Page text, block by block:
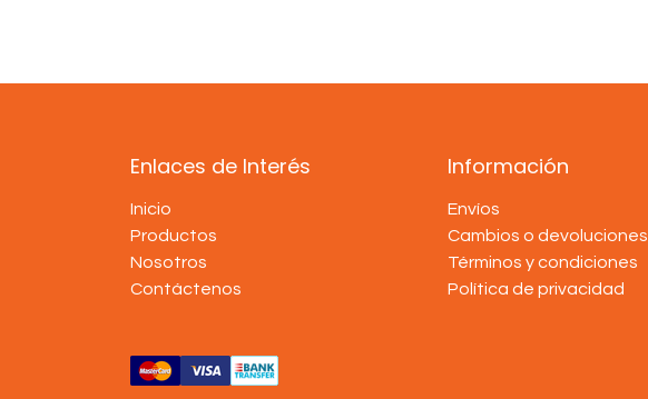
Enlaces de Interés
Inicio
Productos
Nosotros
Contáctenos
Información
Envíos
Cambios o devoluciones
Términos y condiciones
Política de privacidad